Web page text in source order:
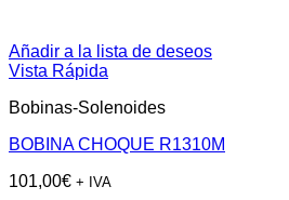
Añadir a la lista de deseos
Vista Rápida
Bobinas-Solenoides
BOBINA CHOQUE R1310M
101,00€ + IVA